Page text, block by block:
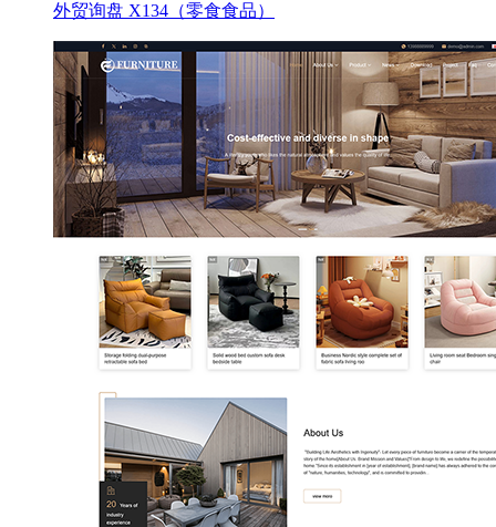
外贸询盘 X134（零食食品）